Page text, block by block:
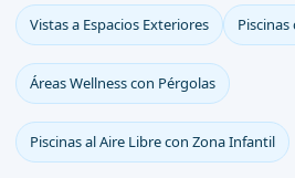
Vistas a Espacios Exteriores
Áreas Wellness con Pérgolas
Piscinas al Aire Libre con Zona Infantil